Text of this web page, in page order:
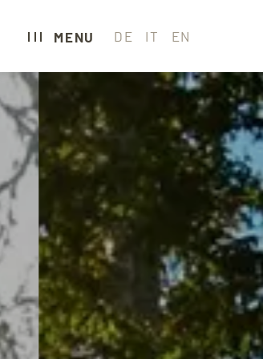
MENU DE IT EN
CAMPING
GLAMPING
HOTEL
SEXTEN